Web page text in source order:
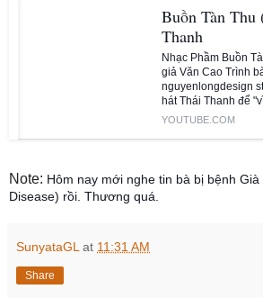
Buồn Tàn Thu
Thanh
Nhạc Phầm Buồn
giả Văn Cao Trình
nguyenlongdesign
hát Thái Thanh để
YOUTUBE.COM
Note: Hôm nay mới nghe tin bà bị bệnh
Disease) rồi. Thương quá.
SunyataGL at 11:31 AM
Share